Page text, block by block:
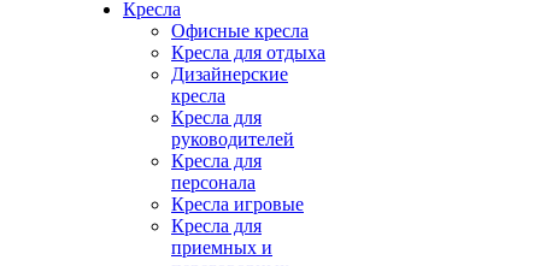
Кресла
Офисные кресла
Кресла для отдыха
Дизайнерские
кресла
Кресла для
руководителей
Кресла для
персонала
Кресла игровые
Кресла для
приемных и